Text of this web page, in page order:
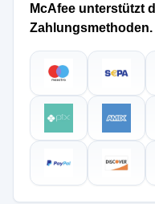
McAfee unterstützt
Zahlungsmethoden.